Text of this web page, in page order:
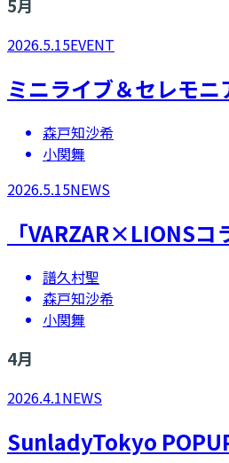
5月
2026.5.15EVENT
ミニライブ＆セレモニ
森戸知沙希
小関舞
2026.5.15NEWS
「VARZAR×LIONS
譜久村聖
森戸知沙希
小関舞
4月
2026.4.1NEWS
SunladyTokyo